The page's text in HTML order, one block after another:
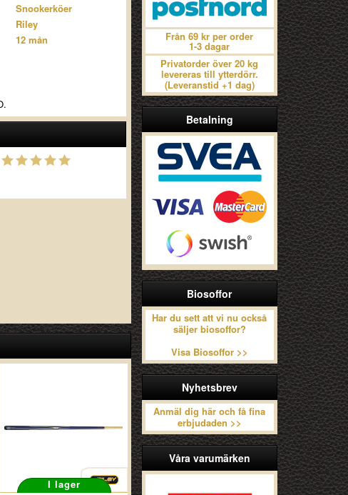
Från 69 kr per order
1-3 dagar
Privatorder över 20 kg
levereras till ytterdörr.
(Leveranstid +1 dag)
Betalning
Biosoffor
Har du sett att vi nu också
säljer biosoffor?
Visa Biosoffor >>
Nyhetsbrev
Anmäl dig här och få fina
erbjudaden >>
Våra varumärken
Snookerköer
Riley
12 mån
I lager